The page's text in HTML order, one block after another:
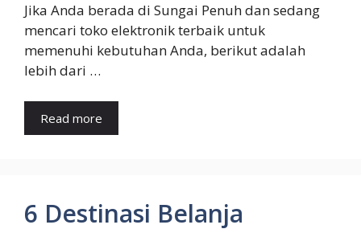
Jika Anda berada di Sungai Penuh dan sedang
mencari toko elektronik terbaik untuk
memenuhi kebutuhan Anda, berikut adalah
lebih dari …
Read more
6 Destinasi Belanja